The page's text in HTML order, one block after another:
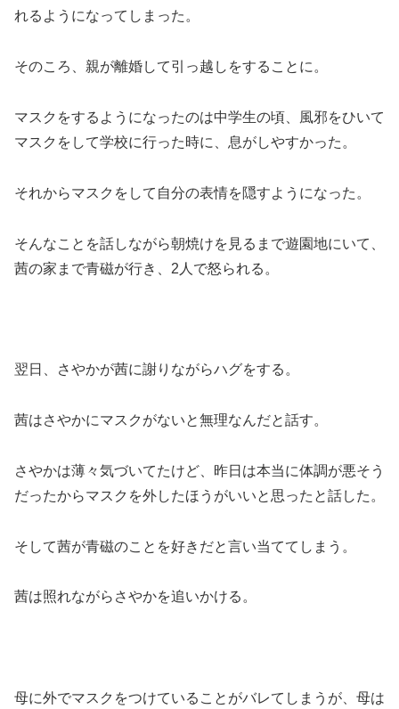
れるようになってしまった。
そのころ、親が離婚して引っ越しをすることに。
マスクをするようになったのは中学生の頃、風邪をひいて
マスクをして学校に行った時に、息がしやすかった。
それからマスクをして自分の表情を隠すようになった。
そんなことを話しながら朝焼けを見るまで遊園地にいて、
茜の家まで青磁が行き、2人で怒られる。
翌日、さやかが茜に謝りながらハグをする。
茜はさやかにマスクがないと無理なんだと話す。
さやかは薄々気づいてたけど、昨日は本当に体調が悪そう
だったからマスクを外したほうがいいと思ったと話した。
そして茜が青磁のことを好きだと言い当ててしまう。
茜は照れながらさやかを追いかける。
母に外でマスクをつけていることがバレてしまうが、母は